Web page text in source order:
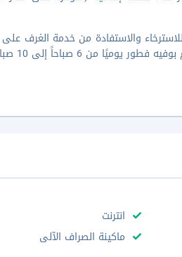
إلى 10 صباحاً مقابل رسم إضافي.
انترنت
ماكينة الصراف الآلى